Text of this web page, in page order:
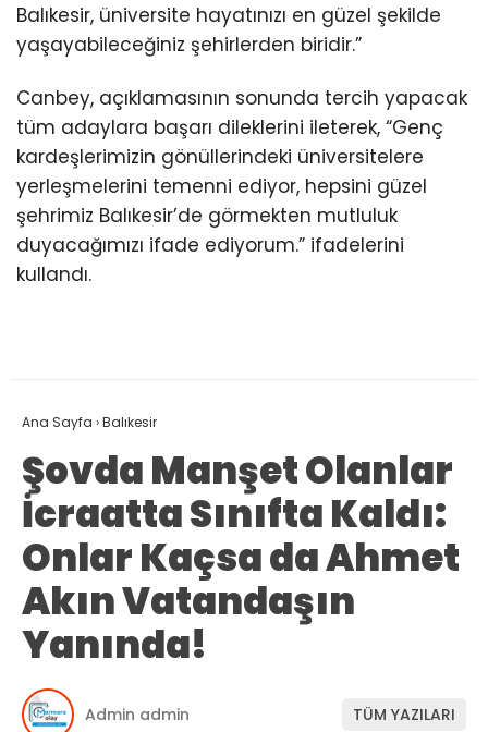
Balıkesir, üniversite hayatınızı en güzel şekilde
yaşayabileceğiniz şehirlerden biridir.”
Canbey, açıklamasının sonunda tercih yapacak
tüm adaylara başarı dileklerini ileterek, “Genç
kardeşlerimizin gönüllerindeki üniversitelere
yerleşmelerini temenni ediyor, hepsini güzel
şehrimiz Balıkesir’de görmekten mutluluk
duyacağımızı ifade ediyorum.” ifadelerini
kullandı.
Ana Sayfa ›Balıkesir
Şovda Manşet Olanlar
İcraatta Sınıfta Kaldı:
Onlar Kaçsa da Ahmet
Akın Vatandaşın
Yanında!
Admin admin TÜM YAZILARI